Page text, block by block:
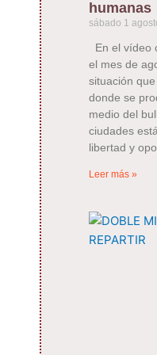
humanas
sábado 1
En el vídeo
el mes de
situación
donde se
medio del
ciudades
libertad y
Leer más »